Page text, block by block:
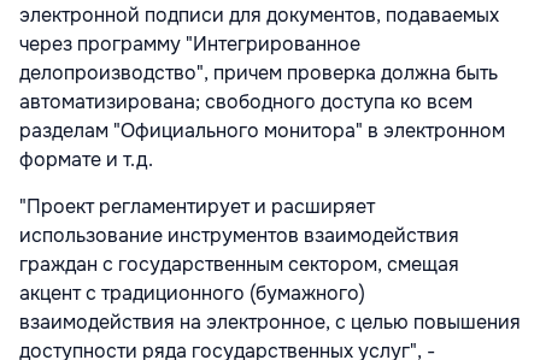
электронной подписи для документов, подаваемых
через программу "Интегрированное
делопроизводство", причем проверка должна быть
автоматизирована; свободного доступа ко всем
разделам "Официального монитора" в электронном
формате и т.д.
"Проект регламентирует и расширяет
использование инструментов взаимодействия
граждан с государственным сектором, смещая
акцент с традиционного (бумажного)
взаимодействия на электронное, с целью повышения
доступности ряда государственных услуг", -